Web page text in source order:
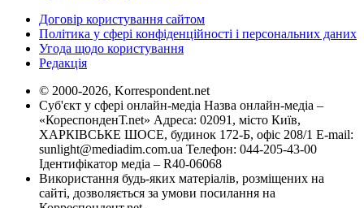
Договір користування сайтом
Політика у сфері конфіденційності і персональних даних
Угода щодо користування
Редакція
© 2000-2026, Korrespondent.net
Суб'єкт у сфері онлайн-медіа Назва онлайн-медіа –
«КореспонденТ.net» Адреса: 02091, місто Київ,
ХАРКІВСЬКЕ ШОСЕ, будинок 172-Б, офіс 208/1 E-mail:
sunlight@mediadim.com.ua Телефон: 044-205-43-00
Ідентифікатор медіа – R40-06068
Використання будь-яких матеріалів, розміщених на
сайті, дозволяється за умови посилання на